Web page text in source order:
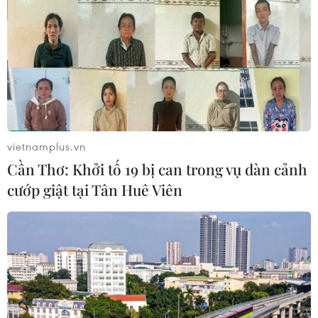
Mưa lớn kéo dài gây nhiều thiệt hại
về nhà ở, giao thông tại tỉnh Sơn La
06/08/2026 09:48
Bất cập việc ngừng giao khoán quản
lý, bảo vệ rừng ở Nam Cát Tiên
06/08/2026 09:45
Xem thêm
vietnamplus.vn
Cần Thơ: Khởi tố 19 bị can trong vụ dàn cảnh
cướp giật tại Tân Huê Viên